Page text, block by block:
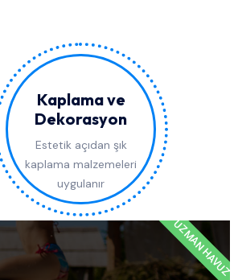
Kaplama ve
Dekorasyon
Estetik açıdan şık
kaplama malzemeleri
uygulanır
UZMAN HAVUZ